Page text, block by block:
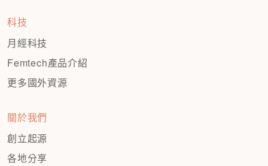
科技
月經科技
Femtech產品介紹
更多國外資源
關於我們
創立起源
各地分享